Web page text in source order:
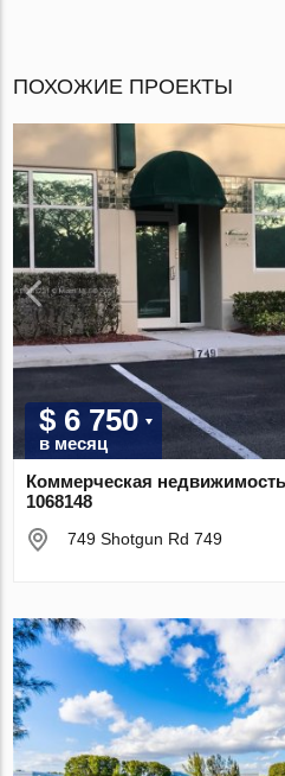
ПОХОЖИЕ ПРОЕКТЫ
$ 6 750
в месяц
Коммерческая
1068148
749 Shotgun Rd 749